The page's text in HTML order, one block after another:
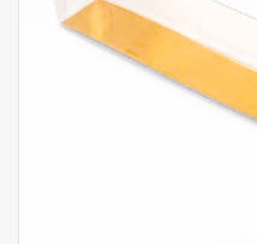
Collecties